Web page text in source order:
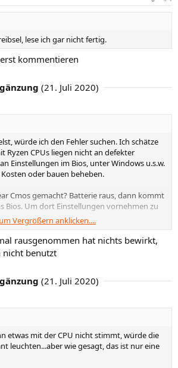
lese ich gar nicht fertig.
kommentieren
(21. Juli 2020)
würde ich den Fehler suchen. Ich schätze
Ryzen CPUs liegen nicht an defekter
Einstellungen im Bios, unter Windows u.s.w.
oder bauen beheben.
Cmos gemacht? Batterie raus, dann kommt
Bios. Um dort Einstellungen vornehmen zu
Möglichkeit, meine damaligen Probleme
hatte oder so, ich hatte nur die Werte
Vergrößern anklicken....
rausgenommen hat nichts bewirkt,
nicht benutzt
(21. Juli 2020)
etwas mit der CPU nicht stimmt, würde die
leuchten...aber wie gesagt, das ist nur eine